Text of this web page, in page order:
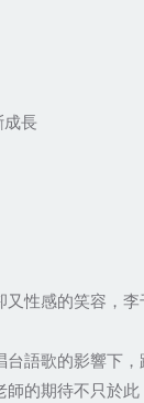
成長
性感的笑容，
語歌的影響下
的期待不只於